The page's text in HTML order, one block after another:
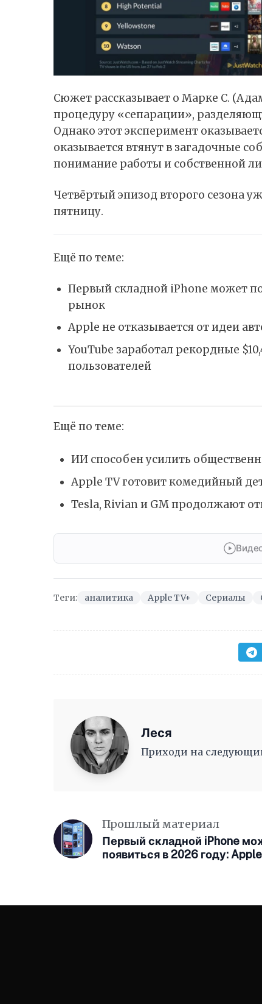
Сюжет рассказывает о Марке С.
процедуру «сепарации»,
Однако этот эксперимент
оказывается втянут в загадочные
понимание работы и собственной
Четвёртый эпизод второго сезона
пятницу.
Ещё по теме:
Первый складной iPhone может
рынок
Apple не отказывается от идеи
YouTube заработал рекордные
пользователей
Ещё по теме:
ИИ способен усилить
Apple TV готовит комедийный
Tesla, Rivian и GM продолжают
Теги: аналитика Apple TV+ Сериалы
Леся
Приходи на
Прошлый материал
Первый складной iPhone
появиться в 2026 году: Apple